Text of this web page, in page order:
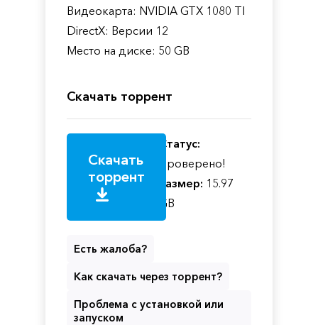
Видеокарта: NVIDIA GTX 1080 TI
DirectX: Версии 12
Место на диске: 50 GB
Скачать торрент
Скачать
торрент
Статус:
Проверено!
Размер: 15.97
GB
Есть жалоба?
Как скачать через торрент?
Проблема с установкой или
запуском